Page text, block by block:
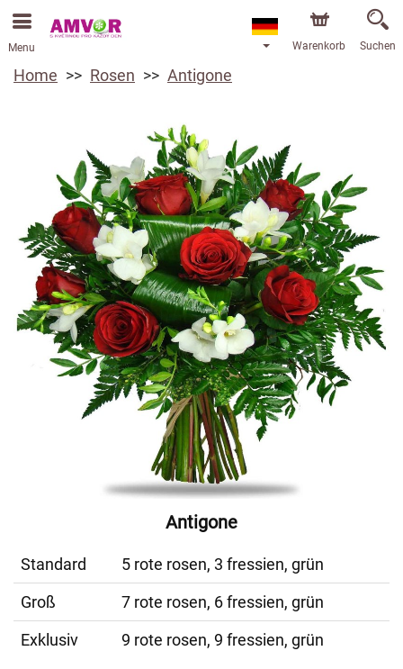
Menu Warenkorb Suchen
Home Rosen Antigone
Antigone
Standard
5 rote rosen, 3 fressien, grün
Groß
7 rote rosen, 6 fressien, grün
Exklusiv
9 rote rosen, 9 fressien, grün